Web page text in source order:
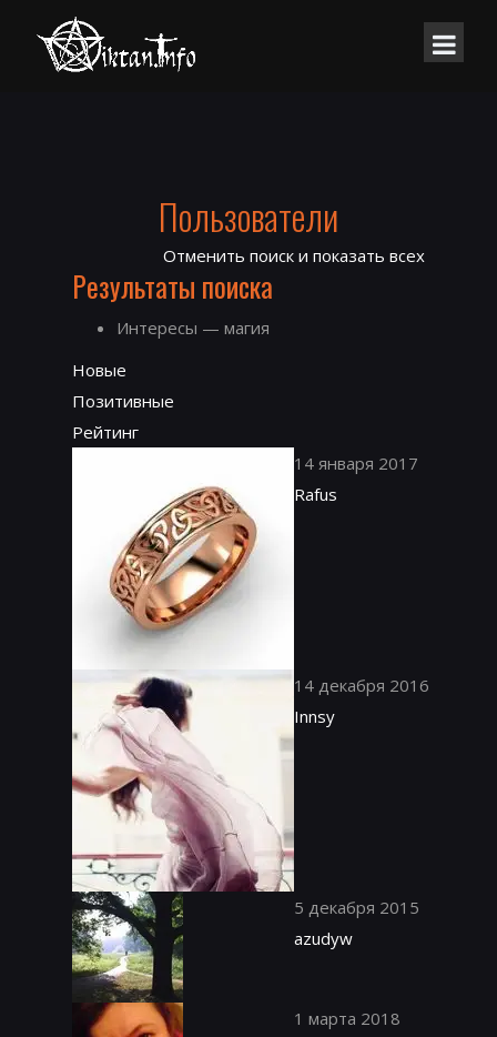
Пользователи
Отменить поиск и показать всех
Результаты поиска
Интересы — магия
Новые
Позитивные
Рейтинг
14 января 2017
Rafus
14 декабря 2016
Innsy
5 декабря 2015
azudyw
1 марта 2018